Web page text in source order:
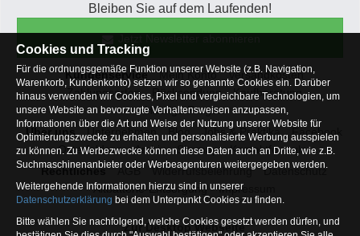
Bleiben Sie auf dem Laufenden!
Kundenservice Mein Konto
Versandkosten
Zahlungsarten
Rücksendung
Kaufberatung
Häufige Fragen
Über uns
Unternehmen Blog Jobs & Praktika
Facebook
Osterfeldsee
Archiv Sitemap
Kontaktformular
Rechtliches
AGB Widerrufsbelehrung
Datenschutz
Altbatterie-Entsorgung
Impressum
Zur Desktop Webseite
Cookies und Tracking
Für die ordnungsgemäße Funktion unserer Website (z.B. Navigation,
Warenkorb, Kundenkonto) setzen wir so genannte Cookies ein. Darüber
hinaus verwenden wir Cookies, Pixel und vergleichbare Technologien, um
unsere Website an bevorzugte Verhaltensweisen anzupassen,
Informationen über die Art und Weise der Nutzung unserer Website für
Optimierungszwecke zu erhalten und personalisierte Werbung ausspielen
zu können. Zu Werbezwecke können diese Daten auch an Dritte, wie z.B.
Suchmaschinenanbieter oder Werbeagenturen weitergegeben werden.
Weitergehende Informationen hierzu sind in unserer
Datenschutzerklärung bei dem Unterpunkt Cookies zu finden.
Bitte wählen Sie nachfolgend, welche Cookies gesetzt werden dürfen, und